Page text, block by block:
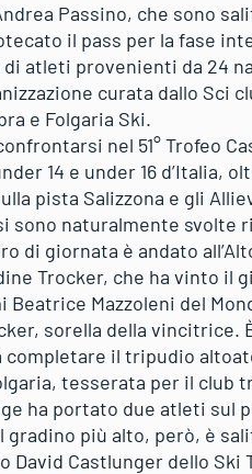
Passino, che sono
il pass per la fase
di atleti provenienti da 24
curata dallo Sci
e Folgaria Ski.
nel 51° Trofeo
14 e under 16 d’Italia,
pista Salizzona e gli
sono naturalmente svolte
di giornata è andato
Trocker, che ha vinto il
Beatrice Mazzoleni del
sorella della vincitrice.
completare il tripudio
tesserata per il club
ha portato due atleti sul
gradino più alto, però, è
David Castlunger dello Ski